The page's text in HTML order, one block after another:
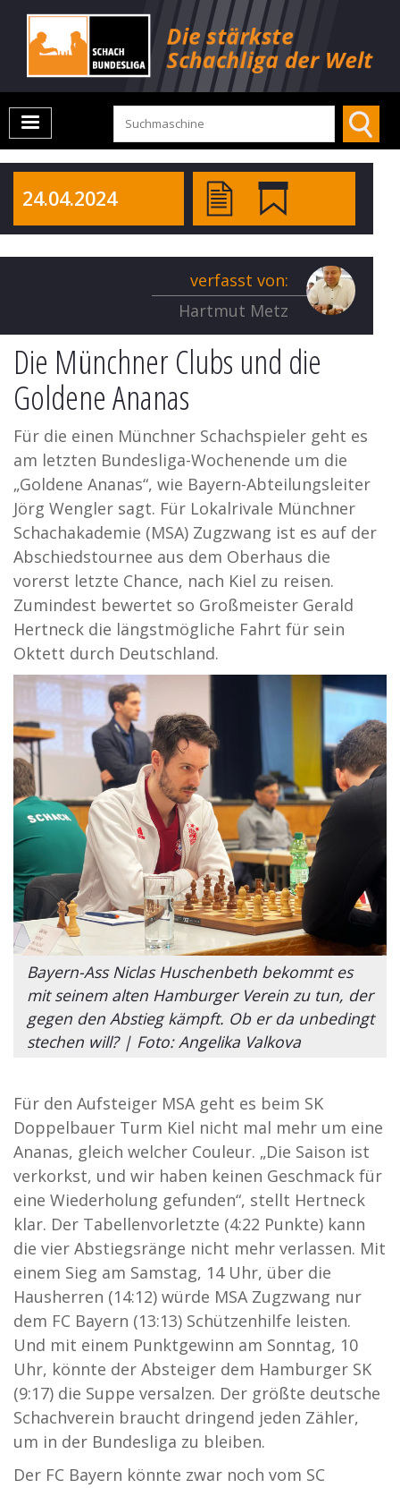
24.04.2024
verfasst von:
Hartmut Metz
Die Münchner Clubs und die
Goldene Ananas
Für die einen Münchner Schachspieler geht es
am letzten Bundesliga-Wochenende um die
„Goldene Ananas“, wie Bayern-Abteilungsleiter
Jörg Wengler sagt. Für Lokalrivale Münchner
Schachakademie (MSA) Zugzwang ist es auf der
Abschiedstournee aus dem Oberhaus die
vorerst letzte Chance, nach Kiel zu reisen.
Zumindest bewertet so Großmeister Gerald
Hertneck die längstmögliche Fahrt für sein
Oktett durch Deutschland.
Bayern-Ass Niclas Huschenbeth bekommt es
mit seinem alten Hamburger Verein zu tun, der
gegen den Abstieg kämpft. Ob er da unbedingt
stechen will? | Foto: Angelika Valkova
Für den Aufsteiger MSA geht es beim SK
Doppelbauer Turm Kiel nicht mal mehr um eine
Ananas, gleich welcher Couleur. „Die Saison ist
verkorkst, und wir haben keinen Geschmack für
eine Wiederholung gefunden“, stellt Hertneck
klar. Der Tabellenvorletzte (4:22 Punkte) kann
die vier Abstiegsränge nicht mehr verlassen. Mit
einem Sieg am Samstag, 14 Uhr, über die
Hausherren (14:12) würde MSA Zugzwang nur
dem FC Bayern (13:13) Schützenhilfe leisten.
Und mit einem Punktgewinn am Sonntag, 10
Uhr, könnte der Absteiger dem Hamburger SK
(9:17) die Suppe versalzen. Der größte deutsche
Schachverein braucht dringend jeden Zähler,
um in der Bundesliga zu bleiben.
Der FC Bayern könnte zwar noch vom SC